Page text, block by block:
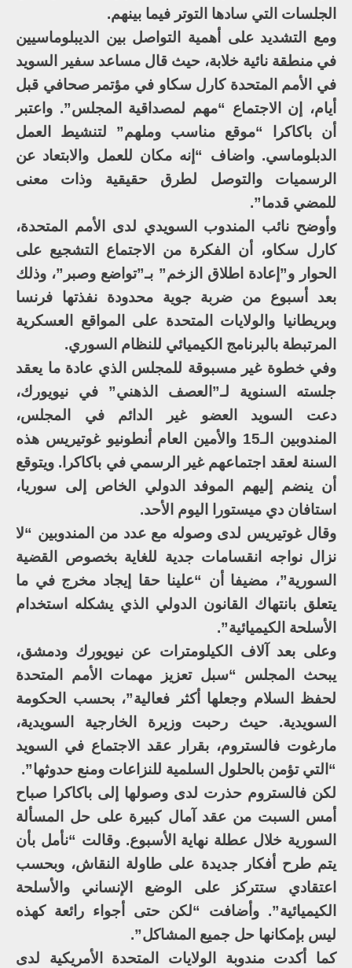
الجلسات التي سادها التوتر فيما بينهم.
ومع التشديد على أهمية التواصل بين الديبلوماسيين
في منطقة نائية خلابة، حيث قال مساعد سفير السويد
في الأمم المتحدة كارل سكاو في مؤتمر صحافي قبل
أيام، إن الاجتماع “مهم لمصداقية المجلس”. واعتبر
أن باكاكرا “موقع مناسب وملهم” لتنشيط العمل
الدبلوماسي. واضاف “إنه مكان للعمل والابتعاد عن
الرسميات والتوصل لطرق حقيقية وذات معنى
للمضي قدما”.
وأوضح نائب المندوب السويدي لدى الأمم المتحدة،
كارل سكاو، أن الفكرة من الاجتماع التشجيع على
الحوار و”إعادة اطلاق الزخم” بـ”تواضع وصبر”، وذلك
بعد أسبوع من ضربة جوية محدودة نفذتها فرنسا
وبريطانيا والولايات المتحدة على المواقع العسكرية
المرتبطة بالبرنامج الكيميائي للنظام السوري.
وفي خطوة غير مسبوقة للمجلس الذي عادة ما يعقد
جلسته السنوية لـ”العصف الذهني” في نيويورك،
دعت السويد العضو غير الدائم في المجلس،
المندوبين الـ15 والأمين العام أنطونيو غوتيريس هذه
السنة لعقد اجتماعهم غير الرسمي في باكاكرا. ويتوقع
أن ينضم إليهم الموفد الدولي الخاص إلى سوريا،
استافان دي ميستورا اليوم الأحد.
وقال غوتيريس لدى وصوله مع عدد من المندوبين “لا
نزال نواجه انقسامات جدية للغاية بخصوص القضية
السورية”، مضيفا أن “علينا حقا إيجاد مخرج في ما
يتعلق بانتهاك القانون الدولي الذي يشكله استخدام
الأسلحة الكيميائية”.
وعلى بعد آلاف الكيلومترات عن نيويورك ودمشق،
يبحث المجلس “سبل تعزيز مهمات الأمم المتحدة
لحفظ السلام وجعلها أكثر فعالية”، بحسب الحكومة
السويدية. حيث رحبت وزيرة الخارجية السويدية،
مارغوت فالستروم، بقرار عقد الاجتماع في السويد
“التي تؤمن بالحلول السلمية للنزاعات ومنع حدوثها”.
لكن فالستروم حذرت لدى وصولها إلى باكاكرا صباح
أمس السبت من عقد آمال كبيرة على حل المسألة
السورية خلال عطلة نهاية الأسبوع. وقالت “نأمل بأن
يتم طرح أفكار جديدة على طاولة النقاش، وبحسب
اعتقادي ستتركز على الوضع الإنساني والأسلحة
الكيميائية”. وأضافت “لكن حتى أجواء رائعة كهذه
ليس بإمكانها حل جميع المشاكل”.
كما أكدت مندوبة الولايات المتحدة الأمريكية لدى